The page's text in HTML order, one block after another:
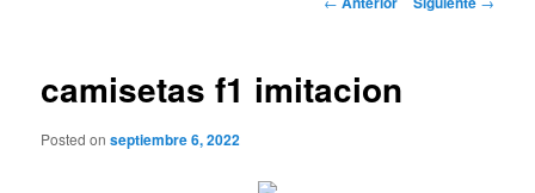
camisetas f1 imitacion
Posted onseptiembre 6, 2022